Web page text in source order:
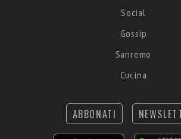
Social
Gossip
Sanremo
Cucina
ABBONATI